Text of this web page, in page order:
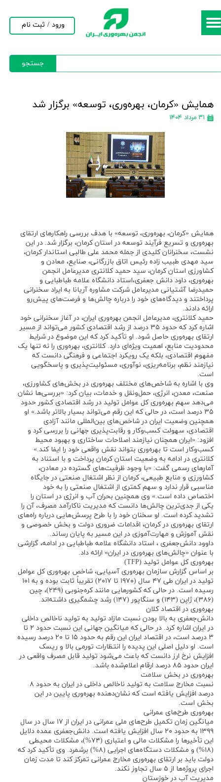
جستجو
ورود / ثبت نام
حساب کاربری من
همایش «کرمان، بهره‌وری، توسعه» برگزار شد
۳۱ مرداد ۱۴۰۴
همایش «کرمان، بهره‌وری، توسعه» با هدف بررسی راهکارهای ارتقای
بهره‌وری و تسریع فرآیند توسعه در استان کرمان، برگزار شد. در این
نشست، سخنرانان کلیدی از جمله محمد علی طالبی استاندار کرمان،
سید مهدی طبیب زاده رئیس اتاق بازرگانی، صنایع، معادن و
کشاورزی استان کرمان، سید حمید کلانتری مدیرعامل انجمن
بهره‌وری، داود دانش جعفری،استاد دانشگاه علامه طباطبایی و
حمیدرضا آشتیانی مدیرعامل شرکت مشاوره آریانا به ایراد سخنرانی
پرداختند و دیدگاه‌های خود را درباره چالش‌ها و فرصت‌های پیش‌رو
ارائه دادند.
حمید کلانتری، مدیرعامل انجمن بهره‌وری ایران، در آغاز سخنرانی خود
اشاره کرد که حدود ۳۵ درصد از رشد اقتصادی کشور می‌تواند از مسیر
ارتقای بهره‌وری حاصل شود. او تأکید کرد که این موضوع در شرایط
محدودیت منابع، اهمیت ویژه‌ای دارد. کلانتری، بهره‌وری را نه تنها یک
مفهوم اقتصادی، بلکه یک رویکرد اجتماعی و فرهنگی دانست که
نیازمند نظم، برنامه‌ریزی، نوآوری، مسئولیت‌پذیری و پاسخگویی
است.
وی با اشاره به شاخص‌های مختلف بهره‌وری در بخش‌های کشاورزی،
صنعت، معدن، انرژی، حمل‌ونقل و خدمات، بیان کرد: «بررسی‌ها نشان
می‌دهد سهم بهره‌وری کل عوامل تولید در رشد اقتصادی کشور حدود
۳۵ درصد است، در حالی که این رقم می‌تواند بسیار بالاتر باشد.» او
همچنین وضعیت ایران در شاخص‌های بین‌المللی مانند آزادی
اقتصادی، سهولت کسب‌وکار و رقابت‌پذیری جهانی را بررسی کرد و
افزود: «ایران همچنان نیازمند اصلاحات ساختاری و بهبود محیط
کسب‌وکار است تا بهره‌وری بتواند نقش واقعی خود را ایفا کند.»
کلانتری در ادامه به وضعیت استان کرمان پرداخت و با استناد به
آمارهای رسمی گفت: «با وجود ظرفیت‌های گسترده در معادن،
کشاورزی و منابع طبیعی، کرمان از نظر اشتغال صنعتی در جایگاه
مناسبی قرار ندارد و سهم کمتری از اشتغال صنعتی را به خود
اختصاص داده است.» وی همچنین بحران آب و انرژی در استان را
یکی از جدی‌ترین چالش‌ها دانست که مدیریت ناکارآمد مصرف، آن را
تشدید کرده است. او سخنان خود را با طرح پرسش‌هایی درباره راه‌های
ارتقای بهره‌وری در کرمان، اقدامات ضروری دولت و بخش خصوصی و
نقش آموزش و مهارت‌آموزی در این مسیر به پایان رساند.
داوود دانش‌جعفری ، استاد دانشگاه علامه طباطبایی در ادامه، گزارشی
با عنوان «چالش‌های بهره‌وری در ایران» ارائه داد.
بهره‌وری کل عوامل تولید (TFP)
بر اساس گزارش سازمان بهره‌وری آسیایی، شاخص بهره‌وری کل عوامل
تولید در ایران طی ۴۷ سال (۱۹۷۰ تا ۲۰۱۷) تقریباً ثابت بوده و به ۱۰۱
رسیده است. در حالی که کشورهایی مانند کره‌جنوبی (۲۴۹)، چین
(۳۸۶)، ژاپن (۱۴۳) و سنگاپور (۱۴۷) رشد چشمگیری داشته‌اند.
بهره‌وری در اقتصاد کلان
دانش‌جعفری به بالا بودن نسبت مازاد تولید به تولید ناخالص داخلی
در ایران اشاره کرد. در حالی که میانگین جهانی این نسبت حدود ۲ تا
۳ درصد است، در اقتصاد ایران این رقم به حدود ۱۵ تا ۲۰ درصد رسیده
است. او دلیل اصلی این پدیده را انتظارات تورمی بالا و ریسک
افزایش نرخ ارز دانست که باعث می‌شود تولید قابل مصرف واقعی در
ایران حدود ۸۵ درصد ارقام اعلام‌شده باشد.
بهره‌وری در بخش سلامت
نسبت مخارج سلامت به تولید ناخالص داخلی در ایران به حدود ۸
درصد افزایش یافته است که نشان‌دهنده بهره‌وری پایین در این
بخش است.
بهره‌وری طرح‌های عمرانی
میانگین زمان تکمیل طرح‌های ملی عمرانی در ایران از ۱۷ سال در سال
۱۳۹۹ به حدود ۲۰ سال افزایش یافته است. دانش‌جعفری عمده دلایل
این تأخیرها را مشکلات مالی و اعتباری (۷۴%)، مشکلات محیطی
(۱۸%) و مشکلات دستگاه‌های اجرایی (۸%) برشمرد. وی تأکید کرد که
دولت باید بر ارتقای بهره‌وری مخارج عمرانی تمرکز کند تا مدت زمان
اجرای پروژه‌ها از ۵ سال تجاوز نکند.
مدیریت آب در خوزستان